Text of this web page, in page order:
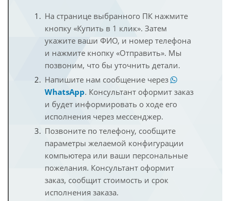
На странице выбранного ПК нажмите
кнопку «Купить в 1 клик». Затем
укажите ваши ФИО, и номер телефона
и нажмите кнопку «Отправить». Мы
позвоним, что бы уточнить детали.
Напишите нам сообщение через
WhatsApp. Консультант оформит заказ
и будет информировать о ходе его
исполнения через мессенджер.
Позвоните по телефону, сообщите
параметры желаемой конфигурации
компьютера или ваши персональные
пожелания. Консультант оформит
заказ, сообщит стоимость и срок
исполнения заказа.